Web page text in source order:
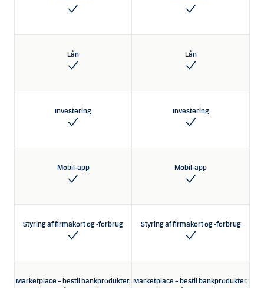
Lån
Investering
Mobil-app
Styring af firmakort og -forbrug
Marketplace – bestil bankprodukter,
Lån
Investering
Mobil-app
Styring af firmakort og -forbrug
Marketplace – bestil bankprodukter,